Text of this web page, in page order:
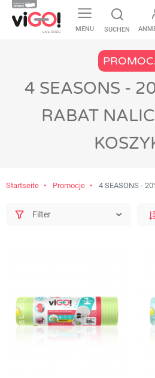
MENU SUCHEN
4 SEASONS -
RABAT
Startseite Promocje 4 SEASONS -
Filter